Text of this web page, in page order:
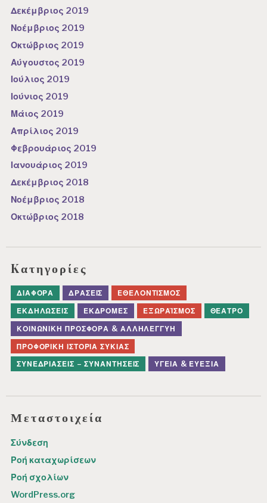
Δεκέμβριος 2019
Νοέμβριος 2019
Οκτώβριος 2019
Αύγουστος 2019
Ιούλιος 2019
Ιούνιος 2019
Μάιος 2019
Απρίλιος 2019
Φεβρουάριος 2019
Ιανουάριος 2019
Δεκέμβριος 2018
Νοέμβριος 2018
Οκτώβριος 2018
Kατηγορίες
ΔΙΆΦΟΡΑ ΔΡΆΣΕΙΣ
ΕΘΕΛΟΝΤΙΣΜΌΣ
ΕΚΔΗΛΏΣΕΙΣ
ΕΚΔΡΟΜΈΣ ΕΞΩΡΑΪΣΜΌΣ
ΘΈΑΤΡΟ
ΚΟΙΝΩΝΙΚΉ ΠΡΟΣΦΟΡΆ & ΑΛΛΗΛΕΓΓΎΗ
ΠΡΟΦΟΡΙΚΉ ΙΣΤΟΡΊΑ ΣΥΚΙΆΣ
ΣΥΝΕΔΡΙΆΣΕΙΣ – ΣΥΝΑΝΤΉΣΕΙΣ
ΥΓΕΊΑ & ΕΥΕΞΊΑ
Μεταστοιχεία
Σύνδεση
Ροή καταχωρίσεων
Ροή σχολίων
WordPress.org